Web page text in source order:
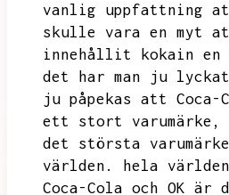
vanlig uppfattning
skulle vara en myt
innehållit kokain en
det har man ju
ju påpekas att
ett stort varumärke,
det största
världen.
hela
Coca-Cola och OK är